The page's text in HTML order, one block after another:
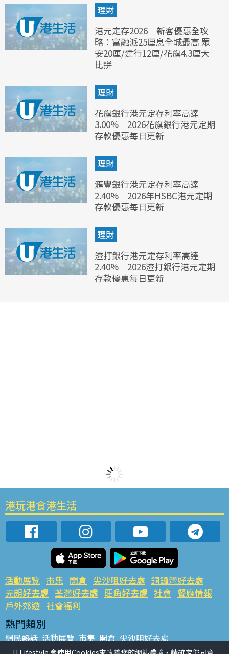
理財
港元定存2026｜新客優惠全攻
略：富融派25厘息全城最高 眾
安20厘/建行12厘/花旗4.3厘大
比拼
理財
花旗銀行港元定存利率高達
3.00%｜2026花旗銀行港元定期
存款優惠每日更新
理財
滙豐銀行港元定存利率高達
2.40%｜2026年HSBC港元定期
存款優惠每日更新
理財
渣打銀行港元定存利率高達
2.40%｜2026渣打銀行港元定期
存款優惠每日更新
港玩港食港生活
活動展覽 市集 開倉 尖沙咀好去處 銅鑼灣好去處
元朗好去處 荃灣好去處 旺角好去處 社會 餐廳情報
戶外郊遊 社會福利
熱門類別
網民熱話 活動展覽 市集 開倉 尖沙咀好去處
銅鑼灣好去處 元朗好去處 荃灣好去處 旺角好去處 社會